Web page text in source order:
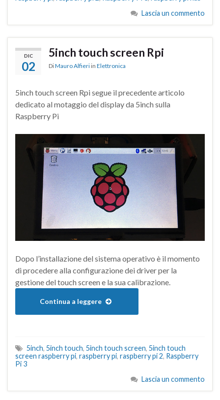
Lascia un commento
DIC
02
5inch touch screen Rpi
DiMauro Alfieri in Elettronica
5inch touch screen Rpi segue il precedente articolo
dedicato al motaggio del display da 5inch sulla
Raspberry Pi
Dopo l’installazione del sistema operativo è il momento
di procedere alla configurazione dei driver per la
gestione del touch screen e la sua calibrazione.
Continua a leggere
5inch, 5inch touch, 5inch touch screen, 5inch touch
screen raspberry pi, raspberry pi, raspberry pi 2, Raspberry
Pi 3
Lascia un commento